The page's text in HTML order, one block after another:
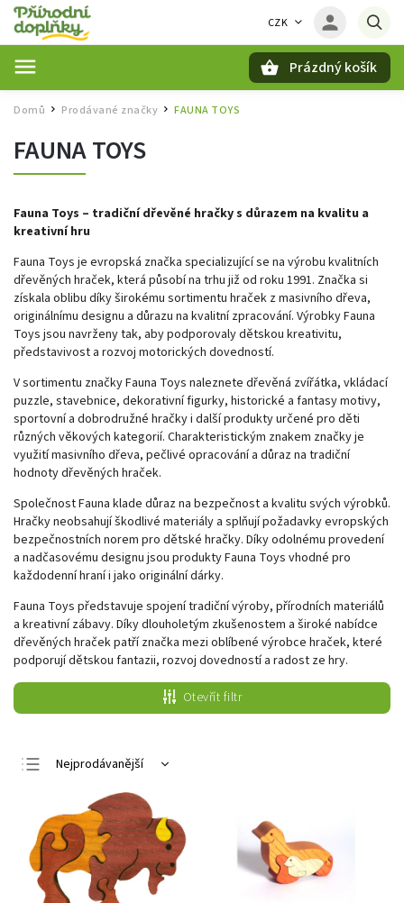
CZK
Prázdný košík
Domů / Prodávané značky / FAUNA TOYS
FAUNA TOYS
Fauna Toys – tradiční dřevěné hračky s důrazem na kvalitu a
kreativní hru
Fauna Toys je evropská značka specializující se na výrobu kvalitních
dřevěných hraček, která působí na trhu již od roku 1991. Značka si
získala oblibu díky širokému sortimentu hraček z masivního dřeva,
originálnímu designu a důrazu na kvalitní zpracování. Výrobky Fauna
Toys jsou navrženy tak, aby podporovaly dětskou kreativitu,
představivost a rozvoj motorických dovedností.
V sortimentu značky Fauna Toys naleznete dřevěná zvířátka, vkládací
puzzle, stavebnice, dekorativní figurky, historické a fantasy motivy,
sportovní a dobrodružné hračky i další produkty určené pro děti
různých věkových kategorií. Charakteristickým znakem značky je
využití masivního dřeva, pečlivé opracování a důraz na tradiční
hodnoty dřevěných hraček.
Společnost Fauna klade důraz na bezpečnost a kvalitu svých výrobků.
Hračky neobsahují škodlivé materiály a splňují požadavky evropských
bezpečnostních norem pro dětské hračky. Díky odolnému provedení
a nadčasovému designu jsou produkty Fauna Toys vhodné pro
každodenní hraní i jako originální dárky.
Fauna Toys představuje spojení tradiční výroby, přírodních materiálů
a kreativní zábavy. Díky dlouholetým zkušenostem a široké nabídce
dřevěných hraček patří značka mezi oblíbené výrobce hraček, které
podporují dětskou fantazii, rozvoj dovedností a radost ze hry.
Otevřít filtr
Nejprodávanější
Nejlevnější
Nejdražší
Abecedně